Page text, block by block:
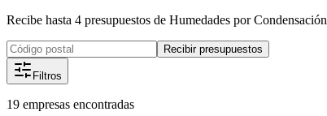
Recibe hasta 4 presupuestos de Humedades por Condensación
Recibir presupuestos
Filtros
19 empresas encontradas